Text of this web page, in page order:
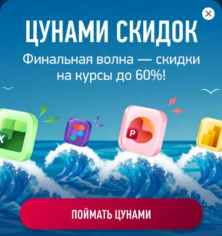
Главная /Банк слайдов / Презентация 522 – Венера А.
ПРЕЗЕНТАЦИЯ 522 - ВЕНЕРА А.
Моё избранное
Работа
студента
ХОЧУ ЗАКАЗАТЬ ТАКУЮ ПРЕЗЕНТАЦИЮ